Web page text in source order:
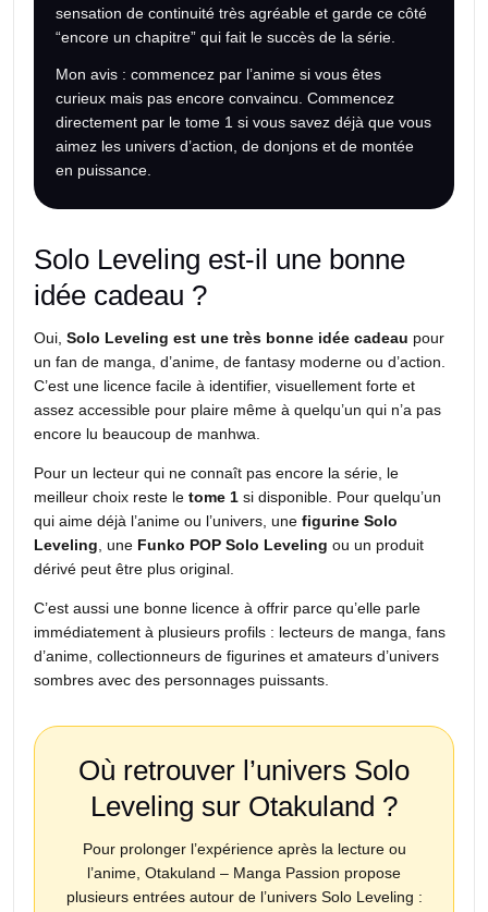
sensation de continuité très agréable et garde ce côté
“encore un chapitre” qui fait le succès de la série.
Mon avis : commencez par l’anime si vous êtes
curieux mais pas encore convaincu. Commencez
directement par le tome 1 si vous savez déjà que vous
aimez les univers d’action, de donjons et de montée
en puissance.
Solo Leveling est-il une bonne
idée cadeau ?
Oui, Solo Leveling est une très bonne idée cadeau pour
un fan de manga, d’anime, de fantasy moderne ou d’action.
C’est une licence facile à identifier, visuellement forte et
assez accessible pour plaire même à quelqu’un qui n’a pas
encore lu beaucoup de manhwa.
Pour un lecteur qui ne connaît pas encore la série, le
meilleur choix reste le tome 1 si disponible. Pour quelqu’un
qui aime déjà l’anime ou l’univers, une figurine Solo
Leveling, une Funko POP Solo Leveling ou un produit
dérivé peut être plus original.
C’est aussi une bonne licence à offrir parce qu’elle parle
immédiatement à plusieurs profils : lecteurs de manga, fans
d’anime, collectionneurs de figurines et amateurs d’univers
sombres avec des personnages puissants.
Où retrouver l’univers Solo
Leveling sur Otakuland ?
Pour prolonger l’expérience après la lecture ou
l’anime, Otakuland – Manga Passion propose
plusieurs entrées autour de l’univers Solo Leveling :